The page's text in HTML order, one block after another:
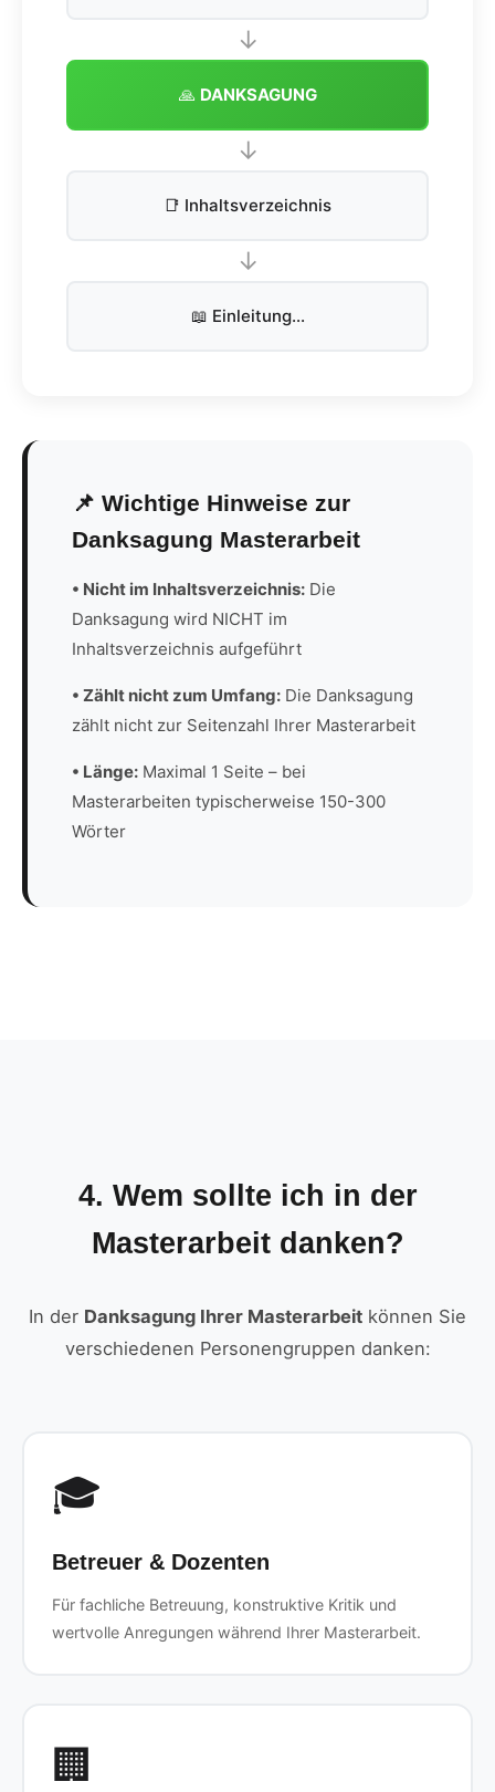
↓
🙏 DANKSAGUNG
↓
📑 Inhaltsverzeichnis
↓
📖 Einleitung...
📌 Wichtige Hinweise zur
Danksagung Masterarbeit
• Nicht im Inhaltsverzeichnis: Die
Danksagung wird NICHT im
Inhaltsverzeichnis aufgeführt
• Zählt nicht zum Umfang: Die Danksagung
zählt nicht zur Seitenzahl Ihrer Masterarbeit
• Länge: Maximal 1 Seite – bei
Masterarbeiten typischerweise 150-300
Wörter
4. Wem sollte ich in der
Masterarbeit danken?
In der Danksagung Ihrer Masterarbeit können Sie
verschiedenen Personengruppen danken:
🎓
Betreuer & Dozenten
Für fachliche Betreuung, konstruktive Kritik und
wertvolle Anregungen während Ihrer Masterarbeit.
🏢